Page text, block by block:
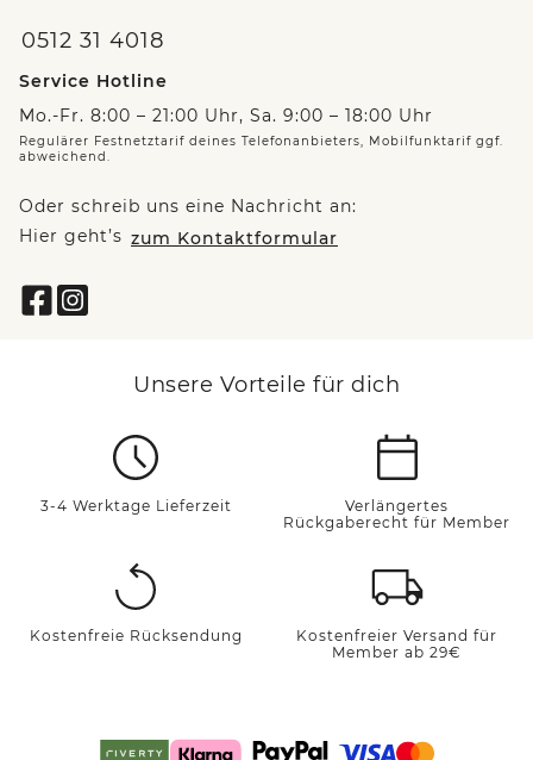
0512 31 4018
Service Hotline
Mo.-Fr. 8:00 – 21:00 Uhr, Sa. 9:00 – 18:00 Uhr
Regulärer Festnetztarif deines Telefonanbieters, Mobilfunktarif ggf.
abweichend.
Oder schreib uns eine Nachricht an:
Hier geht’s zum Kontaktformular
Unsere Vorteile für dich
3-4 Werktage Lieferzeit
Verlängertes
Rückgaberecht für Member
Kostenfreie Rücksendung
Kostenfreier Versand für
Member ab 29€